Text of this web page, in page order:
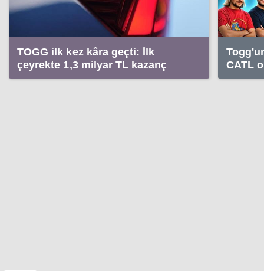
TOGG ilk kez kâra geçti: İlk
çeyrekte 1,3 milyar TL kazanç
CATL